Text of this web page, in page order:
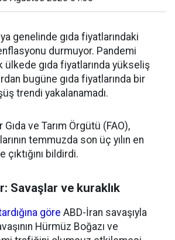
genelinde gıda fiyatlarındaki
durmuyor. Pandemi
ülkede gıda fiyatlarında yükseliş
bugüne gıda fiyatlarında bir
trendi yakalanamadı.
ve Tarım Örgütü (FAO),
temmuzda son üç yılın en
bildirdi.
Savaşlar ve kuraklık
göre ABD-İran savaşıyla
Hürmüz Boğazı ve